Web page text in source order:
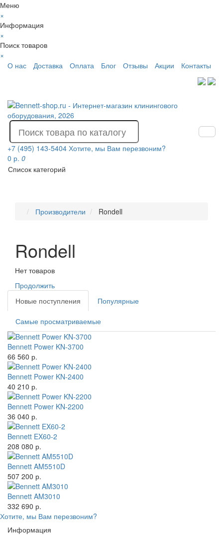
Меню
×
Информация
×
Поиск товаров
×
О нас
Доставка Оплата Блог Отзывы Акции Контакты
+7 (495) 143-5404 Хотите, мы Вам перезвоним?
0 р. 0
Список категорий
Производители Rondell
Rondell
Нет товаров
Продолжить
Новые поступления
Популярные
Самые просматриваемые
Bennett Power KN-3700
66 560 р.
Bennett Power KN-2400
40 210 р.
Bennett Power KN-2200
36 040 р.
Bennett EX60-2
208 080 р.
Bennett AM5510D
507 200 р.
Bennett AM3010
332 690 р.
Хотите, мы Вам перезвоним?
Информация